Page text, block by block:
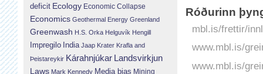
Róðurinn
mbl.is/frettir/
www.mbl.is/
www.mbl.is/
deficit Ecology Economic Collapse
Economics Geothermal Energy Greenland
Greenwash H.S. Orka Helguvík Hengill
Impregilo India Jaap Krater Krafla and
Þeistareykir Kárahnjúkar Landsvirkjun
Laws Mark Kennedy Media bias Mining